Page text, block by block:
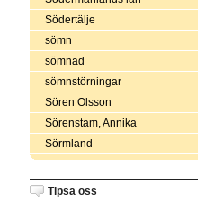
Södertälje
sömn
sömnad
sömnstörningar
Sören Olsson
Sörenstam, Annika
Sörmland
Tipsa oss